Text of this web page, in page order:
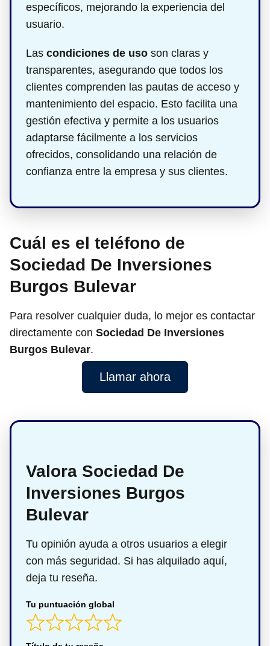
específicos, mejorando la experiencia del
usuario.
Las condiciones de uso son claras y
transparentes, asegurando que todos los
clientes comprenden las pautas de acceso y
mantenimiento del espacio. Esto facilita una
gestión efectiva y permite a los usuarios
adaptarse fácilmente a los servicios
ofrecidos, consolidando una relación de
confianza entre la empresa y sus clientes.
Cuál es el teléfono de
Sociedad De Inversiones
Burgos Bulevar
Para resolver cualquier duda, lo mejor es contactar
directamente con Sociedad De Inversiones
Burgos Bulevar.
Llamar ahora
Valora Sociedad De
Inversiones Burgos
Bulevar
Tu opinión ayuda a otros usuarios a elegir
con más seguridad. Si has alquilado aquí,
deja tu reseña.
Tu puntuación global